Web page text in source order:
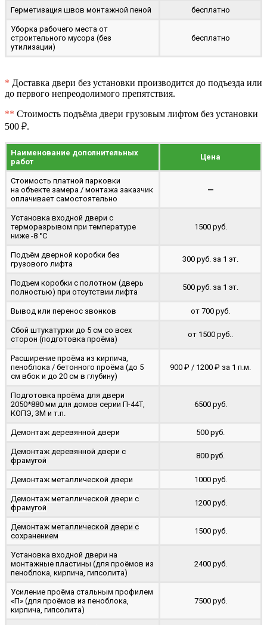
Герметизация швов монтажной пеной бесплатно
Уборка рабочего места от
строительного мусора (без
утилизации)
бесплатно
* Доставка двери без установки производится до подъезда или
до первого непреодолимого препятствия.
** Стоимость подъёма двери грузовым лифтом без установки
500 ₽.
Наименование дополнительных
работ
Цена
Стоимость платной парковки
на объекте замера / монтажа заказчик
оплачивает самостоятельно
—
Установка входной двери с
терморазрывом при температуре
ниже -8 °C
1500 руб.
Подъём дверной коробки без
грузового лифта
300 руб. за 1 эт.
Подъем коробки с полотном (дверь
полностью) при отсутствии лифта
500 руб. за 1 эт.
Вывод или перенос звонков от 700 руб.
Сбой штукатурки до 5 см со всех
сторон (подготовка проёма)
от 1500 руб..
Расширение проёма из кирпича,
пеноблока / бетонного проёма (до 5
cм вбок и до 20 см в глубину)
900 ₽ / 1200 ₽ за 1 п.м.
Подготовка проёма для двери
2050*880 мм для домов серии П-44Т,
КОПЭ, 3М и т.п.
6500 руб.
Демонтаж деревянной двери 500 руб.
Демонтаж деревянной двери с
фрамугой
800 руб.
Демонтаж металлической двери 1000 руб.
Демонтаж металлической двери с
фрамугой
1200 руб.
Демонтаж металлической двери с
сохранением
1500 руб.
Установка входной двери на
монтажные пластины (для проёмов из
пеноблока, кирпича, гипсолита)
2400 руб.
Усиление проёма стальным профилем
«П» (для проёмов из пеноблока,
кирпича, гипсолита)
7500 руб.